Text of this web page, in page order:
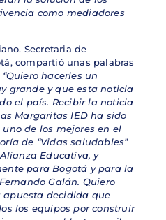
como mediadores
Secretaria de
compartió unas palabras
“Quiero hacerles un
grande y que esta noticia
el país. Recibir la noticia
Margaritas IED ha sido
de los mejores en el
de “Vidas saludables”
Educativa, y
para Bogotá y para la
Galán. Quiero
apuesta decidida que
los equipos por construir